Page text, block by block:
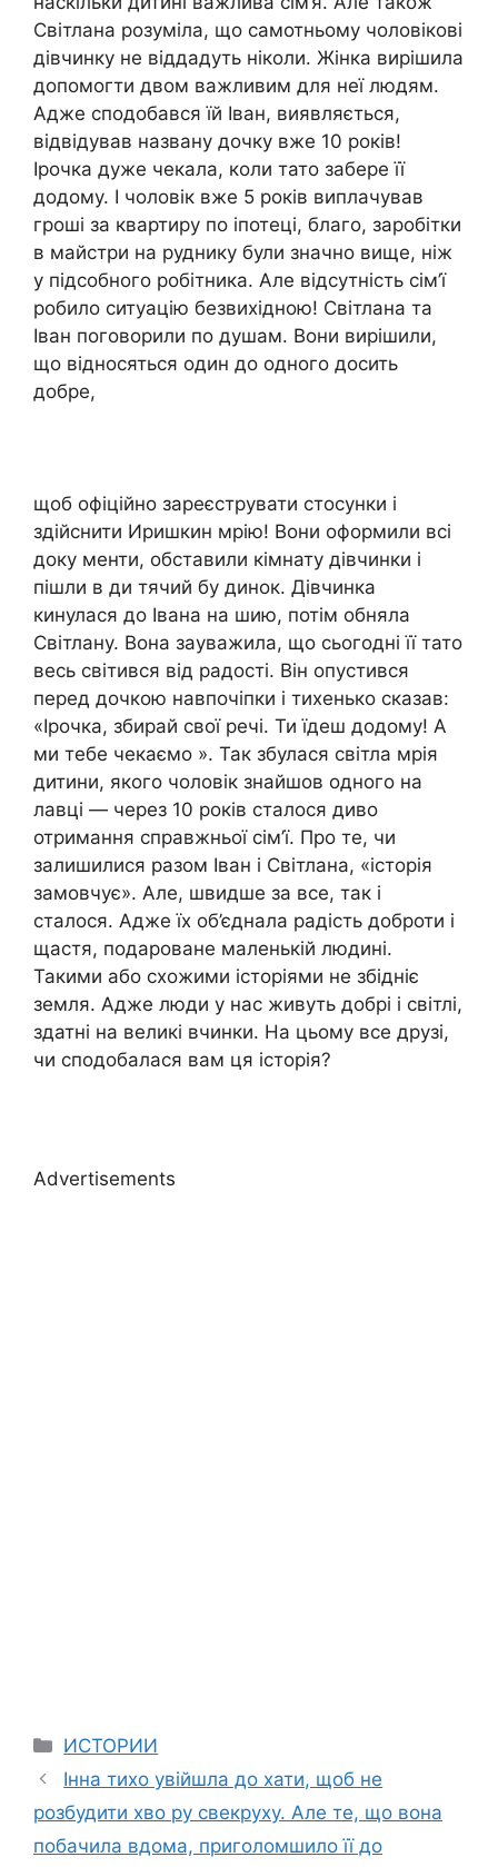
Світлана розуміла, що самотньому чоловікові
дівчинку не віддадуть ніколи. Жінка вирішила
допомогти двом важливим для неї людям.
Адже сподобався їй Іван, виявляється,
відвідував названу дочку вже 10 років!
Ірочка дуже чекала, коли тато забере її
додому. І чоловік вже 5 років виплачував
гроші за квартиру по іпотеці, благо, заробітки
в майстри на руднику були значно вище, ніж
у підсобного робітника. Але відсутність сім’ї
робило ситуацію безвихідною! Світлана та
Іван поговорили по душам. Вони вирішили,
що відносяться один до одного досить
добре,
щоб офіційно зареєструвати стосунки і
здійснити Иришкин мрію! Вони оформили всі
доку менти, обставили кімнату дівчинки і
пішли в ди тячий бу динок. Дівчинка
кинулася до Івана на шию, потім обняла
Світлану. Вона зауважила, що сьогодні її тато
весь світився від радості. Він опустився
перед дочкою навпочіпки і тихенько сказав:
«Ірочка, збирай свої речі. Ти їдеш додому! А
ми тебе чекаємо ». Так збулася світла мрія
дитини, якого чоловік знайшов одного на
лавці — через 10 років сталося диво
отримання справжньої сім’ї. Про те, чи
залишилися разом Іван і Світлана, «історія
замовчує». Але, швидше за все, так і
сталося. Адже їх об’єднала радість доброти і
щастя, подароване маленькій людині.
Такими або схожими історіями не збідніє
земля. Адже люди у нас живуть добрі і світлі,
здатні на великі вчинки. На цьому все друзі,
чи сподобалася вам ця історія?
Advertisements
Categories
ИСТОРИИ
Інна тихо увійшла до хати, щоб не
розбудити хво ру свекруху. Але те, що вона
побачила вдома, приголомшило її до